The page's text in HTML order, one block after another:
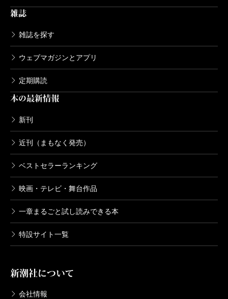
雑誌
雑誌を探す
ウェブマガジンとアプリ
定期購読
本の最新情報
新刊
近刊（まもなく発売）
ベストセラーランキング
映画・テレビ・舞台作品
一章まるごと試し読みできる本
特設サイト一覧
新潮社について
会社情報